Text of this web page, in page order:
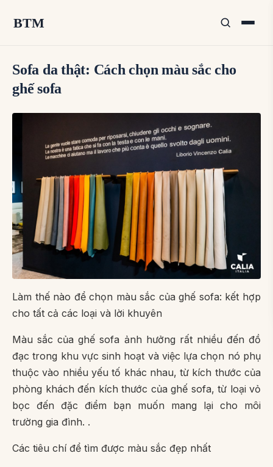
BTM
Sofa da thật: Cách chọn màu sắc cho
ghế sofa
Làm thế nào để chọn màu sắc của ghế sofa: kết hợp
cho tất cả các loại và lời khuyên
Màu sắc của ghế sofa ảnh hưởng rất nhiều đến đồ
đạc trong khu vực sinh hoạt và việc lựa chọn nó phụ
thuộc vào nhiều yếu tố khác nhau, từ kích thước của
phòng khách đến kích thước của ghế sofa, từ loại vỏ
bọc đến đặc điểm bạn muốn mang lại cho môi
trường gia đình. .
Các tiêu chí để tìm được màu sắc đẹp nhất